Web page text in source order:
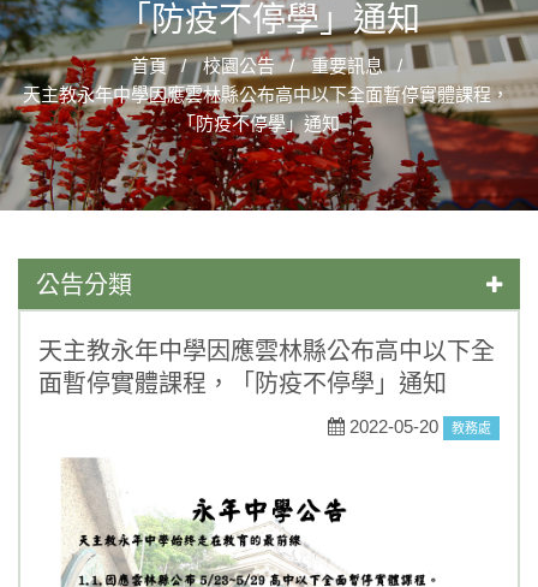
「防疫不停學」通知
首頁 校園公告
重要訊息
天主教永年中學因應雲林縣公布高中以下全面暫停實體課程，
「防疫不停學」通知
公告分類
學藝競試
一般公告
榮譽榜
活動競賽
天主教永年中學因應雲林縣公布高中以下全
面暫停實體課程，「防疫不停學」通知
2022-05-20 教務處